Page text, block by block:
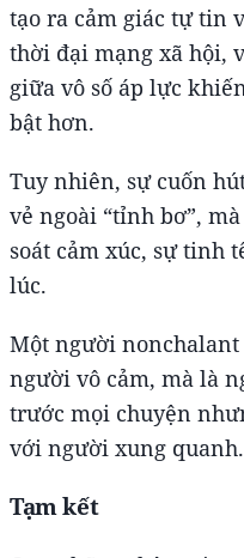
tạo ra cảm giác tự tin
thời đại mạng xã hội,
giữa vô số áp lực
bật hơn.
Tuy nhiên, sự cuốn
vẻ ngoài “tỉnh bơ”,
soát cảm xúc, sự tinh
lúc.
Một người
người vô cảm, mà là
trước mọi chuyện
với người xung quanh.
Tạm kết